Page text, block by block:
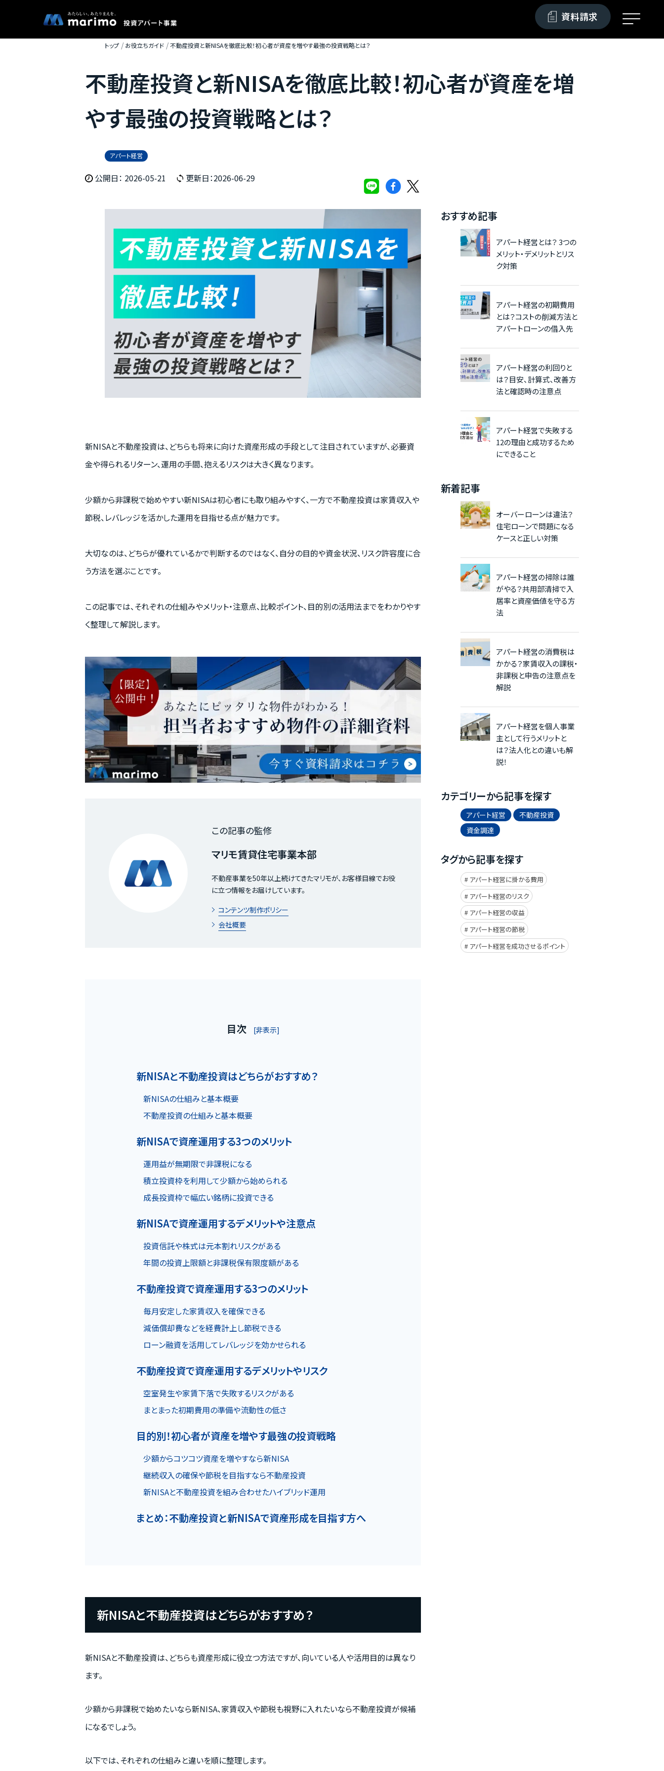
資料請求
名古屋・大阪・広島エリアの魅力
個人情報保護方針 カスタマーハラスメントに関する基本方針
トップ お役立ちガイド 不動産投資と新NISAを徹底比較！初心者が資産を増やす最強の投資戦略とは？
不動産投資と新NISAを徹底比較！初心者が資産を増
やす最強の投資戦略とは？
アパート経営
公開日： 2026-05-21 更新日：2026-06-29
新NISAと不動産投資は、どちらも将来に向けた資産形成の手段として注目されていますが、必要資
金や得られるリターン、運用の手間、抱えるリスクは大きく異なります。
少額から非課税で始めやすい新NISAは初心者にも取り組みやすく、一方で不動産投資は家賃収入や
節税、レバレッジを活かした運用を目指せる点が魅力です。
大切なのは、どちらが優れているかで判断するのではなく、自分の目的や資金状況、リスク許容度に合
う方法を選ぶことです。
この記事では、それぞれの仕組みやメリット・注意点、比較ポイント、目的別の活用法までをわかりやす
く整理して解説します。
この記事の監修
マリモ賃貸住宅事業本部
不動産事業を50年以上続けてきたマリモが、お客様目線でお役
に立つ情報をお届けしています。
コンテンツ制作ポリシー
会社概要
目次 [非表示]
新NISAと不動産投資はどちらがおすすめ？
新NISAの仕組みと基本概要
不動産投資の仕組みと基本概要
新NISAで資産運用する3つのメリット
運用益が無期限で非課税になる
積立投資枠を利用して少額から始められる
成長投資枠で幅広い銘柄に投資できる
新NISAで資産運用するデメリットや注意点
投資信託や株式は元本割れリスクがある
年間の投資上限額と非課税保有限度額がある
不動産投資で資産運用する3つのメリット
毎月安定した家賃収入を確保できる
減価償却費などを経費計上し節税できる
ローン融資を活用してレバレッジを効かせられる
不動産投資で資産運用するデメリットやリスク
空室発生や家賃下落で失敗するリスクがある
まとまった初期費用の準備や流動性の低さ
目的別！初心者が資産を増やす最強の投資戦略
少額からコツコツ資産を増やすなら新NISA
継続収入の確保や節税を目指すなら不動産投資
新NISAと不動産投資を組み合わせたハイブリッド運用
まとめ：不動産投資と新NISAで資産形成を目指す方へ
新NISAと不動産投資はどちらがおすすめ？
新NISAと不動産投資は、どちらも資産形成に役立つ方法ですが、向いている人や活用目的は異なり
ます。
少額から非課税で始めたいなら新NISA、家賃収入や節税も視野に入れたいなら不動産投資が候補
になるでしょう。
以下では、それぞれの仕組みと違いを順に整理します。
おすすめ記事
アパート経営とは？ 3つの
メリット・デメリットとリス
ク対策
アパート経営の初期費用
とは？コストの削減方法と
アパートローンの借入先
アパート経営の利回りと
は？目安、計算式、改善方
法と確認時の注意点
アパート経営で失敗する
12の理由と成功するため
にできること
新着記事
オーバーローンは違法？
住宅ローンで問題になる
ケースと正しい対策
アパート経営の掃除は誰
がやる？共用部清掃で入
居率と資産価値を守る方
法
アパート経営の消費税は
かかる？家賃収入の課税・
非課税と申告の注意点を
解説
アパート経営を個人事業
主として行うメリットと
は？法人化との違いも解
説！
カテゴリーから記事を探す
アパート経営
不動産投資
資金調達
タグから記事を探す
アパート経営に掛かる費用
アパート経営のリスク
アパート経営の収益
アパート経営の節税
アパート経営を成功させるポイント